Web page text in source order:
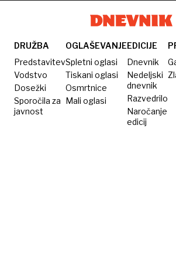
DRUŽBA
Predstavitev
Vodstvo
Dosežki
Sporočila za
javnost
OGLAŠEVANJE
Spletni oglasi
Tiskani oglasi
Osmrtnice
Mali oglasi
EDICIJE
Dnevnik
Nedeljski
dnevnik
Razvedrilo
Naročanje
edicij